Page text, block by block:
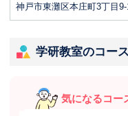
神戸市東灘区本庄町3丁目
学研教室のコース
気になるコー